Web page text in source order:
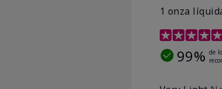
1 onza
Calificación
99% de